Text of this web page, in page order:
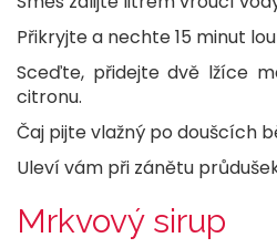
Přikryjte a nechte 15 minut
Sceďte, přidejte dvě lžíce
citronu.
Čaj pijte vlažný po doušcích
Uleví vám při zánětu
Mrkvový sirup